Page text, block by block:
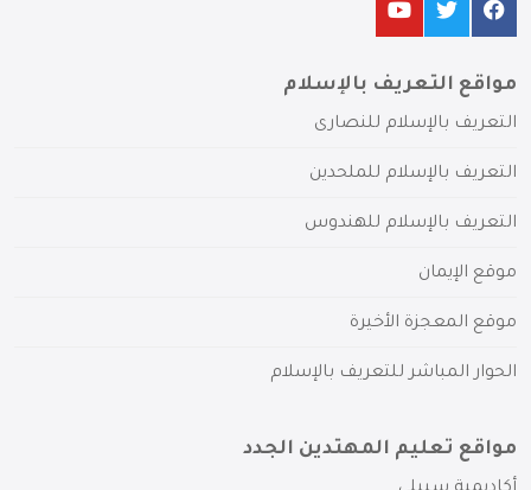
مواقع التعريف بالإسلام
التعريف بالإسلام للنصارى
التعريف بالإسلام للملحدين
التعريف بالإسلام للهندوس
موقع الإيمان
موقع المعجزة الأخيرة
الحوار المباشر للتعريف بالإسلام
مواقع تعليم المهتدين الجدد